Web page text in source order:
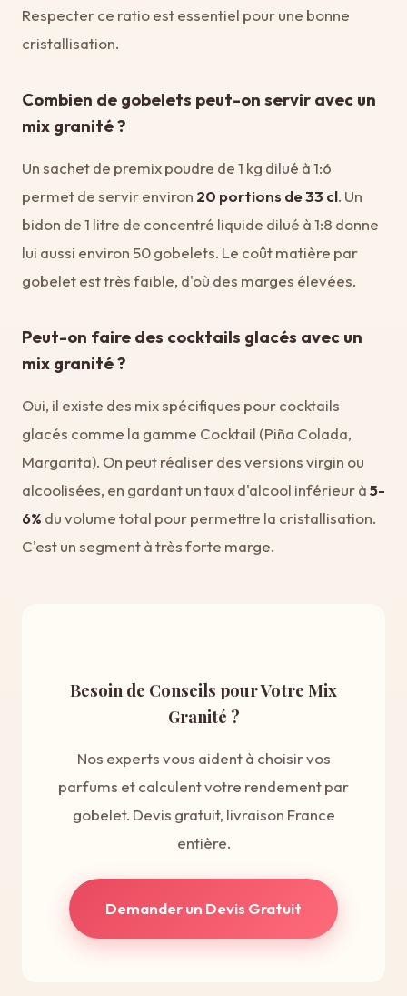
Respecter ce ratio est essentiel pour une bonne
cristallisation.
Combien de gobelets peut-on servir avec un
mix granité ?
Un sachet de premix poudre de 1 kg dilué à 1:6
permet de servir environ 20 portions de 33 cl. Un
bidon de 1 litre de concentré liquide dilué à 1:8 donne
lui aussi environ 50 gobelets. Le coût matière par
gobelet est très faible, d'où des marges élevées.
Peut-on faire des cocktails glacés avec un
mix granité ?
Oui, il existe des mix spécifiques pour cocktails
glacés comme la gamme Cocktail (Piña Colada,
Margarita). On peut réaliser des versions virgin ou
alcoolisées, en gardant un taux d'alcool inférieur à5-
6% du volume total pour permettre la cristallisation.
C'est un segment à très forte marge.
Besoin de Conseils pour Votre Mix
Granité ?
Nos experts vous aident à choisir vos
parfums et calculent votre rendement par
gobelet. Devis gratuit, livraison France
entière.
Demander un Devis Gratuit